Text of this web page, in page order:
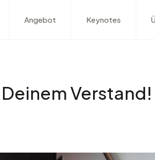
Angebot Keynotes
Verstand!